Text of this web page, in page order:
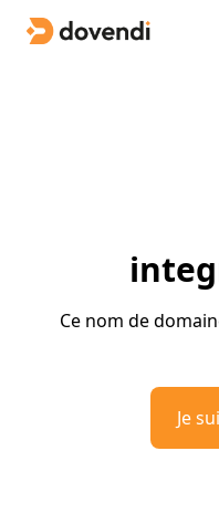
Ce nom de
Je